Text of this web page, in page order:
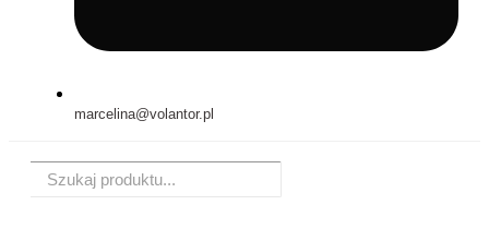
marcelina@volantor.pl